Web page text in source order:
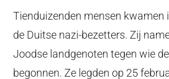
Tienduizenden mensen kwamen
de Duitse nazi-bezetters. Zij
Joodse landgenoten tegen wie
begonnen. Ze legden op 25